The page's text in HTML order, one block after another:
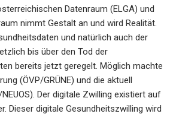
Datenraum (ELGA) und
nimmt Gestalt an und wird Realität.
und natürlich auch der
bis über den Tod der
bereits jetzt geregelt. Möglich machte
(ÖVP/GRÜNE) und die aktuell
Der digitale Zwilling existiert auf
Dieser digitale Gesundheitszwilling wird